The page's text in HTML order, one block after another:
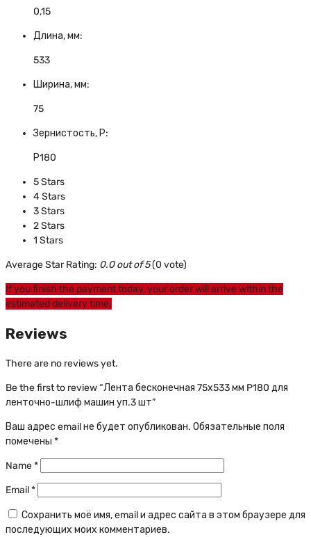
0,15
Длина, мм:
533
Ширина, мм:
75
Зернистость, Р:
Р180
5 Stars
4 Stars
3 Stars
2 Stars
1 Stars
Average Star Rating: 0.0 out of 5(0 vote)
If you finish the payment today, your order will arrive within the
estimated delivery time.
Reviews
There are no reviews yet.
Be the first to review “Лента бесконечная 75х533 мм P180 для
ленточно-шлиф машин уп.3 шт”
Ваш адрес email не будет опубликован. Обязательные поля
помечены *
Name*
Email*
Сохранить моё имя, email и адрес сайта в этом браузере для
последующих моих комментариев.